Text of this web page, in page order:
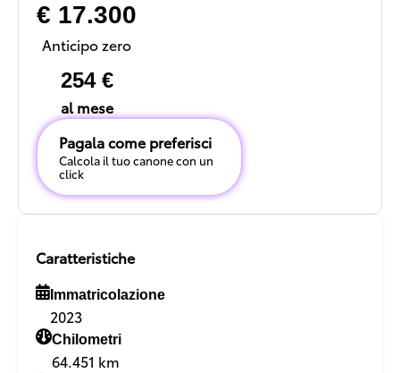
€ 17.300
Anticipo zero
254 €
al mese
Pagala come preferisci
Calcola il tuo canone con un
click
Caratteristiche
Immatricolazione
2023
Chilometri
64.451 km